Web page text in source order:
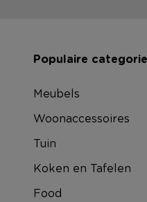
Populaire
Meubels
Woonaccessoires
Tuin
Koken en Tafelen
Food